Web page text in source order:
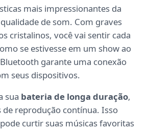
mais impressionantes da
qualidade de som. Com graves
cristalinos, você vai sentir cada
se estivesse em um show ao
garante uma conexão
seus dispositivos.
sua bateria de longa duração,
reprodução contínua. Isso
curtir suas músicas favoritas